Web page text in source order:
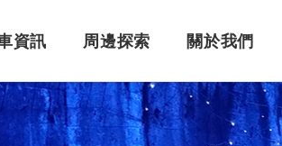
資訊
時刻 購票須知
周邊探索
程介紹
關於我們
介紹 角色介紹
公車 自行開車
問題 訂單問題